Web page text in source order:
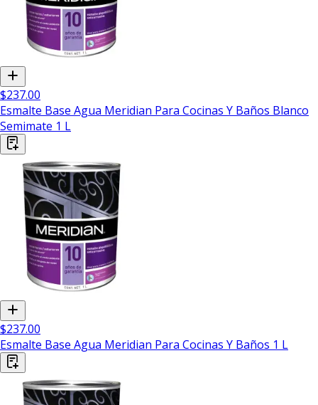
$237.00
Esmalte Base Agua Meridian Para Cocinas Y Baños Blanco
Semimate 1 L
$237.00
Esmalte Base Agua Meridian Para Cocinas Y Baños 1 L